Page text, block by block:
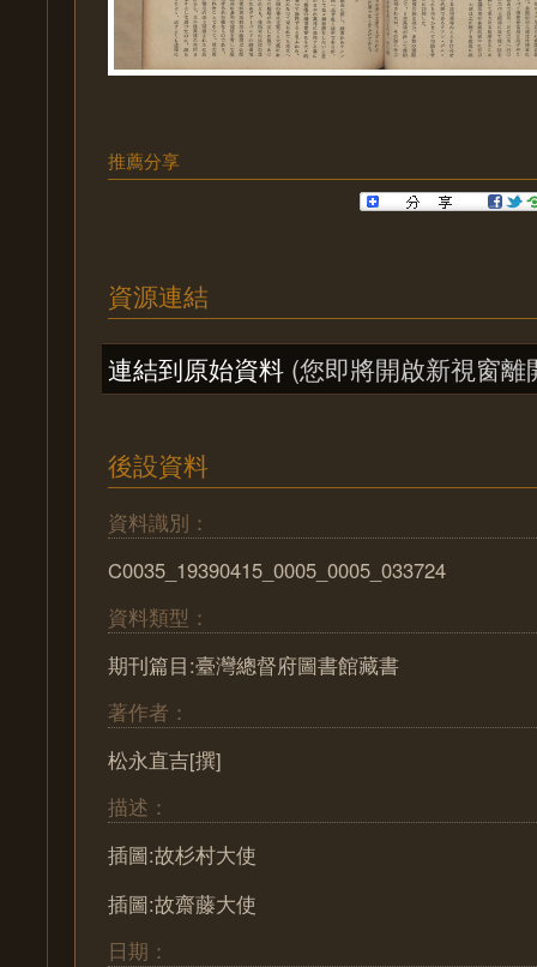
推薦分享
資源連結
連結到原始資料 (您即將開啟新視窗離
後設資料
資料識別：
C0035_19390415_0005_0005_033724
資料類型：
期刊篇目:臺灣總督府圖書館藏書
著作者：
松永直吉[撰]
描述：
插圖:故杉村大使
插圖:故齋藤大使
日期：